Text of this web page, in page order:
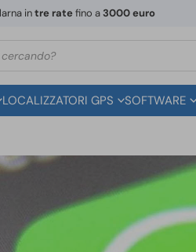
intre ratefino a3000 euro
LOCALIZZATORI GPS SOFTWARE